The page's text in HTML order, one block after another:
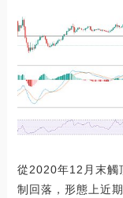
從2020年12月末觸
制回落，形態上近